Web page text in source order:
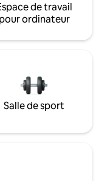
de travail
pour ordinateur
Salle de sport